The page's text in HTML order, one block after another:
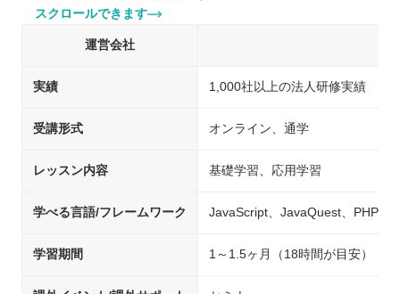
スクロールできます
運営会社
実績 1,000社以上の法人研修実績
受講形式 オンライン、通学
レッスン内容 基礎学習、応用学習
学べる言語/フレームワーク JavaScript、JavaQuest、PHP
学習期間 1～1.5ヶ月（18時間が目安）